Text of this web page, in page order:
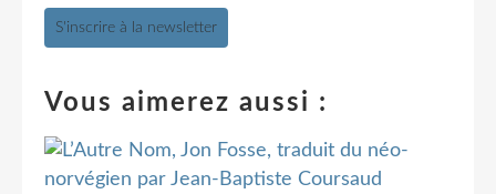
S'inscrire à la newsletter
Vous aimerez aussi :